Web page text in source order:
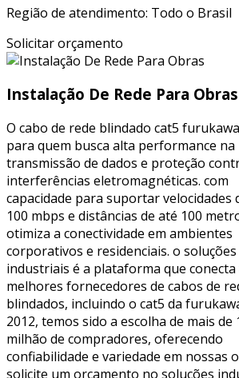
Região de atendimento: Todo o Brasil
Solicitar orçamento
Instalação De Rede Para Obras
O cabo de rede blindado cat5
para quem busca alta performance na
transmissão de dados e proteção
interferências eletromagnéticas. com
capacidade para suportar velocidades
100 mbps e distâncias de até 100
otimiza a conectividade em ambientes
corporativos e residenciais. o soluções
industriais é a plataforma que conecta
melhores fornecedores de cabos de
blindados, incluindo o cat5 da
2012, temos sido a escolha de mais de
milhão de compradores, oferecendo
confiabilidade e variedade em nossas
solicite um orçamento no soluções